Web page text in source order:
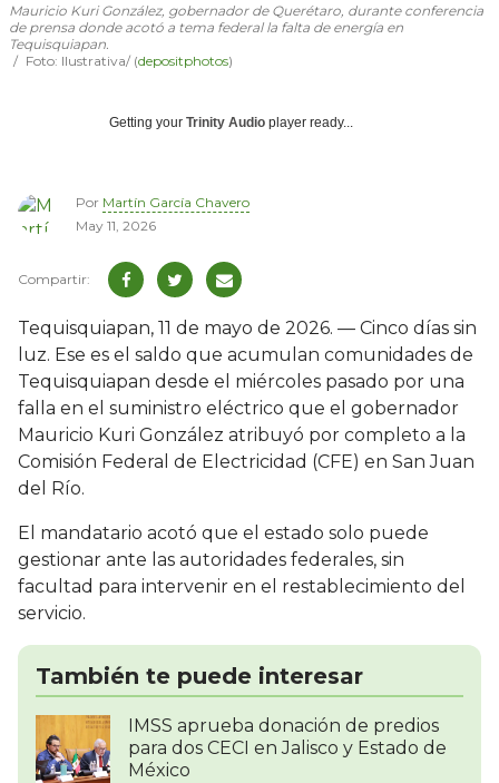
Mauricio Kuri González, gobernador de Querétaro, durante conferencia
de prensa donde acotó a tema federal la falta de energía en
Tequisquiapan.
Foto: Ilustrativa/ (depositphotos)
Getting your Trinity Audio player ready...
Por Martín García Chavero
May 11, 2026
Tequisquiapan, 11 de mayo de 2026. — Cinco días sin
luz. Ese es el saldo que acumulan comunidades de
Tequisquiapan desde el miércoles pasado por una
falla en el suministro eléctrico que el gobernador
Mauricio Kuri González atribuyó por completo a la
Comisión Federal de Electricidad (CFE) en San Juan
del Río.
El mandatario acotó que el estado solo puede
gestionar ante las autoridades federales, sin
facultad para intervenir en el restablecimiento del
servicio.
También te puede interesar
IMSS aprueba donación de predios
para dos CECI en Jalisco y Estado de
México